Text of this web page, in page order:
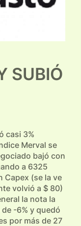
SUBIÓ
casi 3%
Merval se
bajó con
a 6325
Capex (se la ve
volvió a $ 80)
la nota la
-6% y quedó
por más de 27